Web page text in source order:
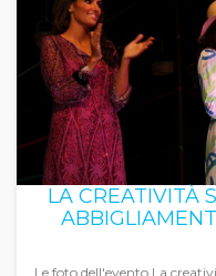
LA CREATIVITÀ
Le foto dell'evento La